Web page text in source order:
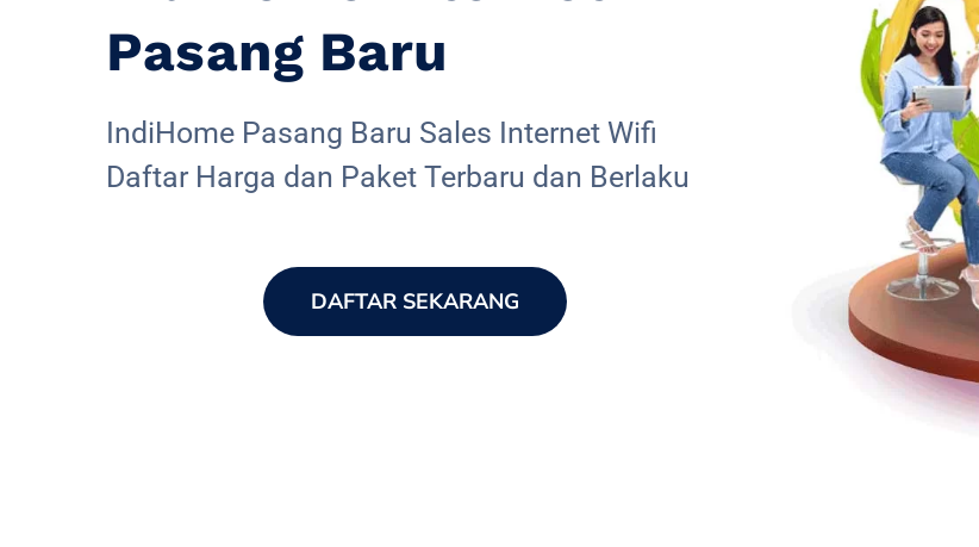
Pasang Baru
IndiHome Pasang Baru Sales Internet Wifi
Daftar Harga dan Paket Terbaru dan Berlaku
DAFTAR SEKARANG